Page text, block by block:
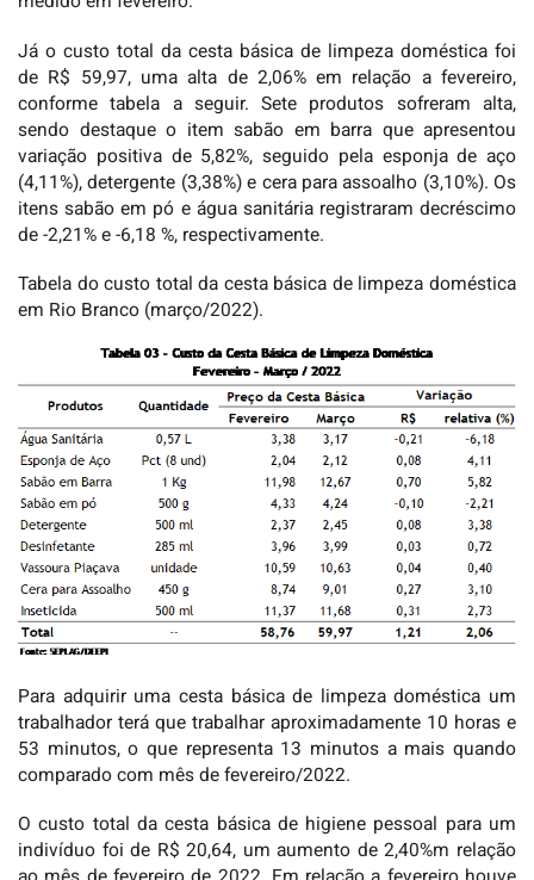
Já o custo total da cesta básica de limpeza doméstica foi
de R$ 59,97, uma alta de 2,06% em relação a fevereiro,
conforme tabela a seguir. Sete produtos sofreram alta,
sendo destaque o item sabão em barra que apresentou
variação positiva de 5,82%, seguido pela esponja de aço
(4,11%), detergente (3,38%) e cera para assoalho (3,10%). Os
itens sabão em pó e água sanitária registraram decréscimo
de -2,21% e -6,18 %, respectivamente.
Tabela do custo total da cesta básica de limpeza doméstica
em Rio Branco (março/2022).
Para adquirir uma cesta básica de limpeza doméstica um
trabalhador terá que trabalhar aproximadamente 10 horas e
53 minutos, o que representa 13 minutos a mais quando
comparado com mês de fevereiro/2022.
O custo total da cesta básica de higiene pessoal para um
indivíduo foi de R$ 20,64, um aumento de 2,40%m relação